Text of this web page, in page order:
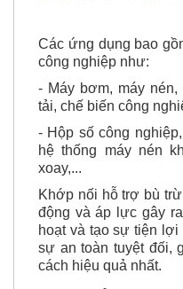
Các ứng dụng bao
công nghiệp như:
- Máy bơm, máy nén,
tải, chế biến công
- Hộp số công
hệ thống máy nén
xoay,...
Khớp nối hỗ trợ bù
động và áp lực gây
hoạt và tạo sự tiện lợi
sự an toàn tuyệt đối,
cách hiệu quả nhất.